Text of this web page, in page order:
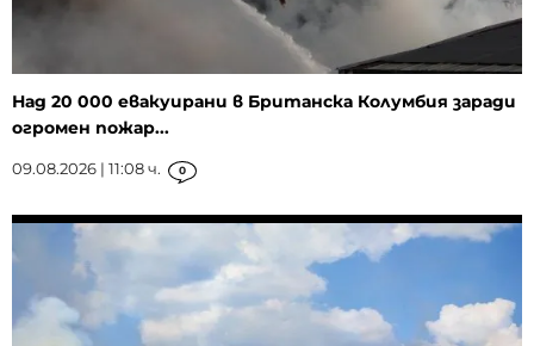
Над 20 000 евакуирани в Британска Колумбия заради
огромен пожар...
09.08.2026 | 11:08 ч. 0